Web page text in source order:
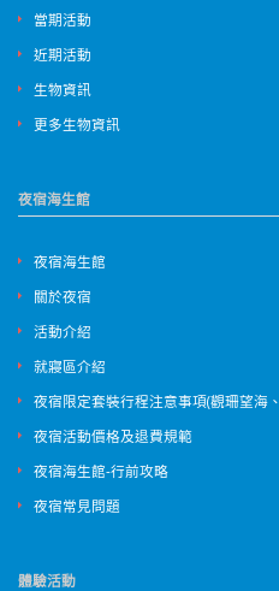
當期活動
近期活動
生物資訊
更多生物資訊
夜宿海生館
夜宿海生館
關於夜宿
活動介紹
就寢區介紹
夜宿限定套裝行程注意事項(觀珊望海
夜宿活動價格及退費規範
夜宿海生館-行前攻略
夜宿常見問題
體驗活動